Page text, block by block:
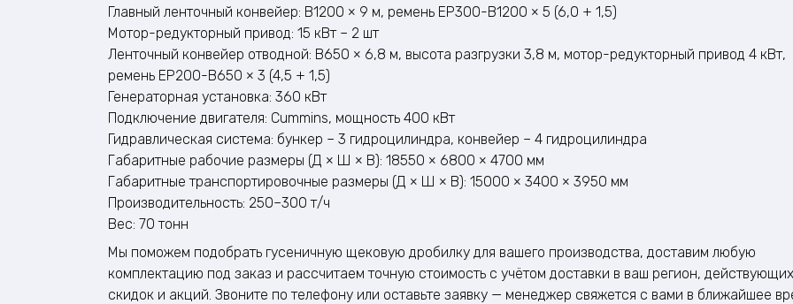
Главный ленточный конвейер: B1200 × 9 м, ремень EP300-B1200 × 5 (6,0 + 1,5)
Мотор-редукторный привод: 15 кВт – 2 шт
Ленточный конвейер отводной: B650 × 6,8 м, высота разгрузки 3,8 м, мотор-редукторный привод 4 кВт,
ремень EP200-B650 × 3 (4,5 + 1,5)
Генераторная установка: 360 кВт
Подключение двигателя: Cummins, мощность 400 кВт
Гидравлическая система: бункер – 3 гидроцилиндра, конвейер – 4 гидроцилиндра
Габаритные рабочие размеры (Д × Ш × В): 18550 × 6800 × 4700 мм
Габаритные транспортировочные размеры (Д × Ш × В): 15000 × 3400 × 3950 мм
Производительность: 250–300 т/ч
Вес: 70 тонн
Мы поможем подобрать гусеничную щековую дробилку для вашего производства, доставим любую
комплектацию под заказ и рассчитаем точную стоимость с учётом доставки в ваш регион, действующих
скидок и акций. Звоните по телефону или оставьте заявку — менеджер свяжется с вами в ближайшее